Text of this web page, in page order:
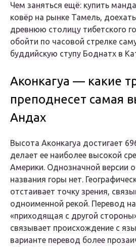
Чем заняться ещё: купить
ковёр на рынке Тамель,
древнюю столицу тибетского
обойти по часовой стрелке
буддийскую ступу Боднатх в
Аконкагуа — какие
преподнесет самая
Андах
Высота Аконкагуа достигает
делает ее наиболее высокой
Америки. Однозначной версии
названия горы нет.
отстаивает точку зрения,
одноименной рекой. Перевод
«приходящая с другой
связывает происхождение с
варианте перевод более